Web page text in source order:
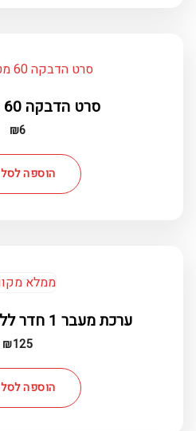
סרט הדבקה 60 מטר שקוף
₪6
הוספה לסל
ערכת מעבר 1 חדר ללא מוצרים נלווים
₪125
הוספה לסל